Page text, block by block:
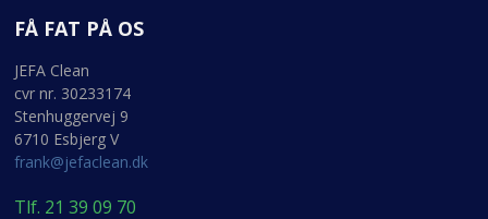
FÅ FAT PÅ OS
JEFA Clean
cvr nr. 30233174
Stenhuggervej 9
6710 Esbjerg V
frank@jefaclean.dk
Tlf. 21 39 09 70